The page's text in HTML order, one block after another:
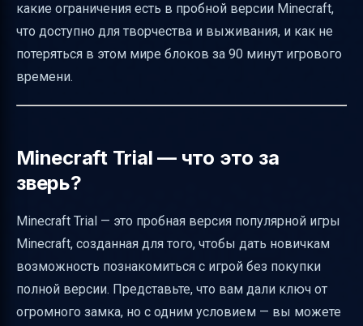
Можно ли пройти игру до конца в Trial?
Таблица сравнения Minecraft Trial и полной
Безопасность и требования
Итог
какие ограничения есть в пробной версии Minecraft,
что доступно для творчества и выживания, и как не
потеряться в этом мире блоков за 90 минут игрового
времени.
Minecraft Trial — что это за
зверь?
Minecraft Trial — это пробная версия популярной игры
Minecraft, созданная для того, чтобы дать новичкам
возможность познакомиться с игрой без покупки
полной версии. Представьте, что вам дали ключ от
огромного замка, но с одним условием — вы можете